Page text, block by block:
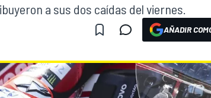
a sus dos caídas del viernes.
AÑADIR